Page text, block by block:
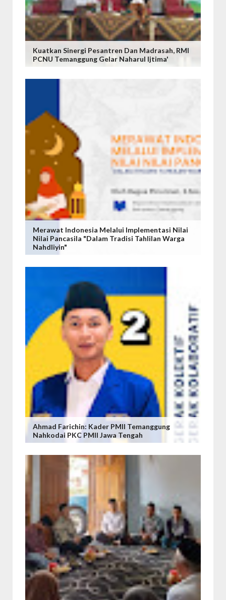
Kuatkan Sinergi Pesantren Dan Madrasah, RMI
PCNU Temanggung Gelar Naharul Ijtima'
Merawat Indonesia Melalui Implementasi Nilai
Nilai Pancasila "Dalam Tradisi Tahlilan Warga
Nahdliyin"
Ahmad Farichin: Kader PMII Temanggung
Nahkodai PKC PMII Jawa Tengah